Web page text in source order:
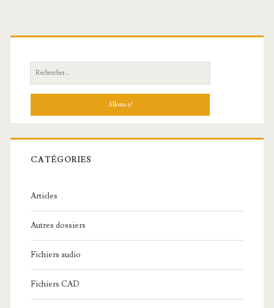
R
e
h
r
c
:
CATÉGORIES
Articles
Autres dossiers
Fichiers audio
Fichiers CAD